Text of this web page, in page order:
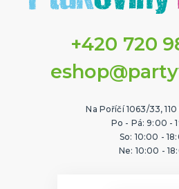
+420 720
Na Poříčí 1063/33,
Po - Pá: 9:00 -
So: 10:00 -
Ne: 10:00 -